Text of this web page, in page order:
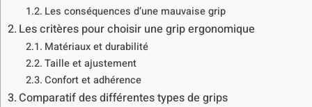
Les conséquences d’une mauvaise grip
Les critères pour choisir une grip ergonomique
Matériaux et durabilité
Taille et ajustement
Confort et adhérence
Comparatif des différentes types de grips